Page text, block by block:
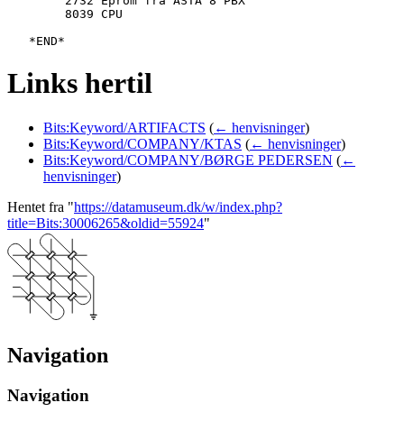
Links hertil
Bits:Keyword/ARTIFACTS (← henvisninger)
Bits:Keyword/COMPANY/KTAS (← henvisninger)
Bits:Keyword/COMPANY/BØRGE PEDERSEN (←
henvisninger)
Hentet fra "https://datamuseum.dk/w/index.php?
title=Bits:30006265&oldid=55924"
Navigation
Navigation